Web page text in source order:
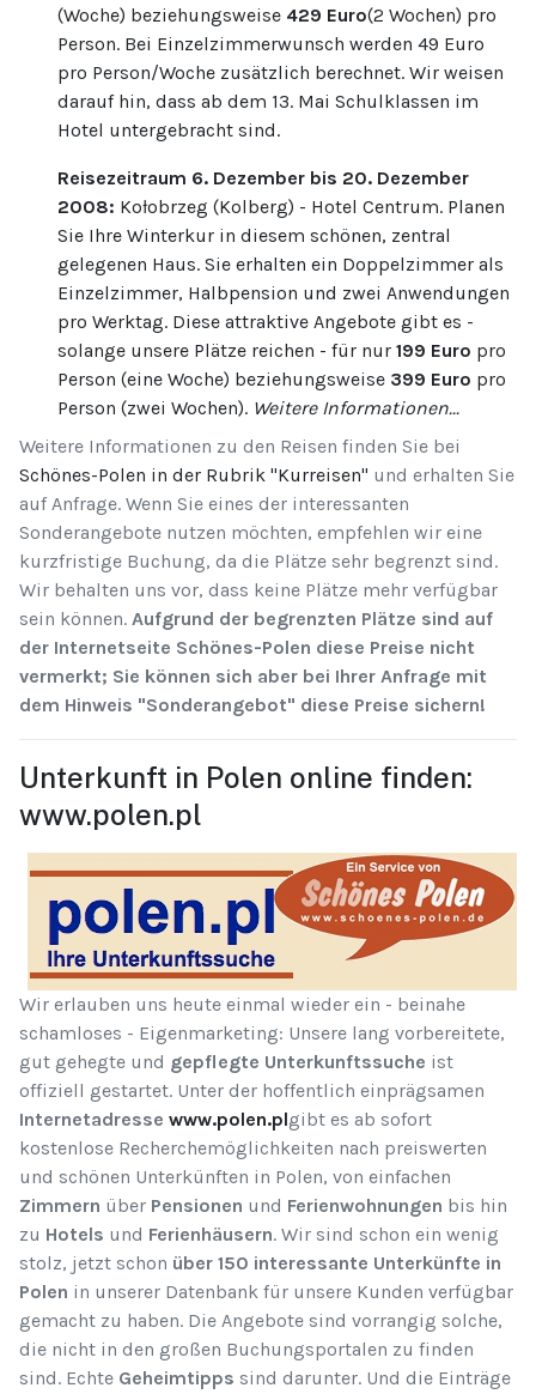
(Woche) beziehungsweise 429 Euro(2 Wochen) pro
Person. Bei Einzelzimmerwunsch werden 49 Euro
pro Person/Woche zusätzlich berechnet. Wir weisen
darauf hin, dass ab dem 13. Mai Schulklassen im
Hotel untergebracht sind.
Reisezeitraum 6. Dezember bis 20. Dezember
2008: Kołobrzeg (Kolberg) - Hotel Centrum. Planen
Sie Ihre Winterkur in diesem schönen, zentral
gelegenen Haus. Sie erhalten ein Doppelzimmer als
Einzelzimmer, Halbpension und zwei Anwendungen
pro Werktag. Diese attraktive Angebote gibt es -
solange unsere Plätze reichen - für nur 199 Euro pro
Person (eine Woche) beziehungsweise 399 Euro pro
Person (zwei Wochen). Weitere Informationen...
Weitere Informationen zu den Reisen finden Sie bei
Schönes-Polen in der Rubrik "Kurreisen" und erhalten Sie
auf Anfrage. Wenn Sie eines der interessanten
Sonderangebote nutzen möchten, empfehlen wir eine
kurzfristige Buchung, da die Plätze sehr begrenzt sind.
Wir behalten uns vor, dass keine Plätze mehr verfügbar
sein können. Aufgrund der begrenzten Plätze sind auf
der Internetseite Schönes-Polen diese Preise nicht
vermerkt; Sie können sich aber bei Ihrer Anfrage mit
dem Hinweis "Sonderangebot" diese Preise sichern!
Unterkunft in Polen online finden:
www.polen.pl
Wir erlauben uns heute einmal wieder ein - beinahe
schamloses - Eigenmarketing: Unsere lang vorbereitete,
gut gehegte und gepflegte Unterkunftssuche ist
offiziell gestartet. Unter der hoffentlich einprägsamen
Internetadresse www.polen.plgibt es ab sofort
kostenlose Recherchemöglichkeiten nach preiswerten
und schönen Unterkünften in Polen, von einfachen
Zimmern über Pensionen und Ferienwohnungen bis hin
zu Hotels und Ferienhäusern. Wir sind schon ein wenig
stolz, jetzt schon über 150 interessante Unterkünfte in
Polen in unserer Datenbank für unsere Kunden verfügbar
gemacht zu haben. Die Angebote sind vorrangig solche,
die nicht in den großen Buchungsportalen zu finden
sind. Echte Geheimtipps sind darunter. Und die Einträge